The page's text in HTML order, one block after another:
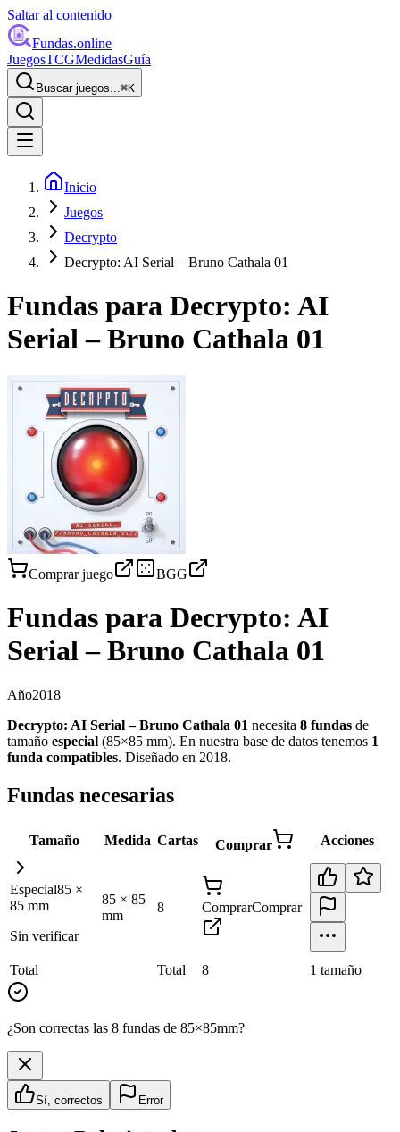
Saltar al contenido
Fundas.online
JuegosTCGMedidasGuía
Buscar juegos...⌘K
Inicio
Juegos
Decrypto
Decrypto: AI Serial – Bruno Cathala 01
Fundas para Decrypto: AI
Serial – Bruno Cathala 01
Comprar juego BGG
Fundas para Decrypto: AI
Serial – Bruno Cathala 01
Año2018
Decrypto: AI Serial – Bruno Cathala 01 necesita 8 fundas de
tamaño especial (85×85 mm). En nuestra base de datos tenemos 1
funda compatibles. Diseñado en 2018.
Fundas necesarias
Tamaño Medida Cartas Comprar Acciones
Especial85 ×
85 mm
Sin verificar
85 × 85
mm
8 ComprarComprar
Total Total 8 1 tamaño
¿Son correctas las 8 fundas de 85×85mm?
Sí, correctos Error